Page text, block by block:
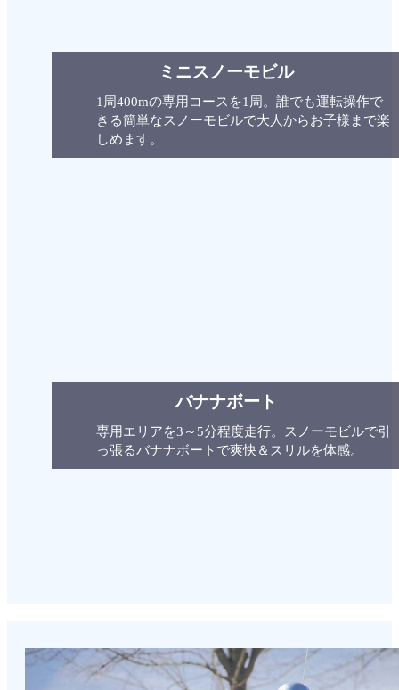
ミニスノーモビル
1周400mの専用コースを1周。誰でも運転操作で
きる簡単なスノーモビルで大人からお子様まで楽
しめます。
バナナボート
専用エリアを3～5分程度走行。スノーモビルで引
っ張るバナナボートで爽快＆スリルを体感。